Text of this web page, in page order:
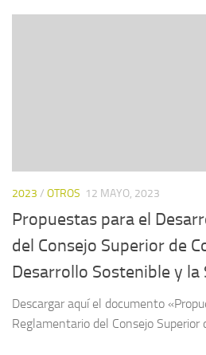
2023 / OTROS 12 MAYO, 2023
Propuestas para el
del Consejo Superior de
Desarrollo Sostenible y la
Descargar aquí el documento
Reglamentario del Consejo Superior